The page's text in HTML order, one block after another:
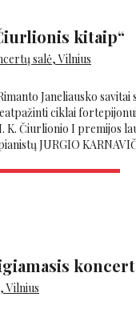
kitaip“
salė, Vilnius
Janeliausko
ciklai
K. Čiurlionio I premijos
JURGIO
Vilnius